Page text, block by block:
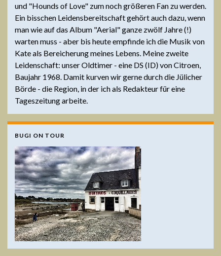
und "Hounds of Love" zum noch größeren Fan zu werden.
Ein bisschen Leidensbereitschaft gehört auch dazu, wenn
man wie auf das Album "Aerial" ganze zwölf Jahre (!)
warten muss - aber bis heute empfinde ich die Musik von
Kate als Bereicherung meines Lebens. Meine zweite
Leidenschaft: unser Oldtimer - eine DS (ID) von Citroen,
Baujahr 1968. Damit kurven wir gerne durch die Jülicher
Börde - die Region, in der ich als Redakteur für eine
Tageszeitung arbeite.
BUGI ON TOUR